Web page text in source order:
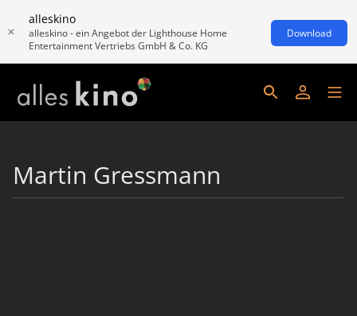
alleskino
alleskino - ein Angebot der Lighthouse Home
Entertainment Vertriebs GmbH & Co. KG
Download
Martin Gressmann